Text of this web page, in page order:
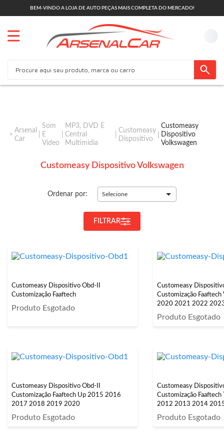
BEM-VINDO A LOJA DE AUTO PEÇAS MAIS COMPLETA DO MERCADO!
Arsenal
Car
Som
E
Vídeo
MP3, DVD E
Central
Multimídia
Customeasy
Dispositivo
Customeasy
Dispositivo
Volkswagen
Customeasy Dispositivo Volkswagen
Ordenar por: Selecione
FILTRAR
Customeasy Dispositivo Obd-II
Customização Faaftech
Produto Esgotado
Customeasy
Customização
2020 2021 2022
Produto Esgotado
Customeasy Dispositivo Obd-II
Customização Faaftech Up 2015 2016
2017 2018 2019 2020
Produto Esgotado
Customeasy
Customização
2012 2013 2014
2019 2020 2021
Produto Esgotado